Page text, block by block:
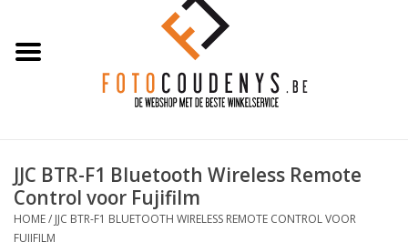
PROMO
Diensten
JJC BTR-F1 Bluetooth Wireless Remote
Control voor Fujifilm
HOME/ JJC BTR-F1 BLUETOOTH WIRELESS REMOTE CONTROL VOOR
FUJIFILM